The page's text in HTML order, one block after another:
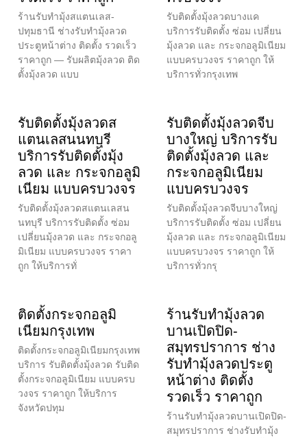
ร้านรับทำมุ้งสแตนเลส-
ปทุมธานี ช่างรับทำมุ้งลวด
ประตูหน้าต่าง ติดตั้ง รวดเร็ว
ราคาถูก — รับผลิตมุ้งลวด ติด
ตั้งมุ้งลวด แบบ
รับติดตั้งมุ้งลวดบางแค
บริการรับติดตั้ง ซ่อม เปลี่ยน
มุ้งลวด และ กระจกอลูมิเนียม
แบบครบวงจร ราคาถูก ให้
บริการทั่วกรุงเทพ
รับติดตั้งมุ้งลวดส
แตนเลสนนทบุรี
บริการรับติดตั้งมุ้ง
ลวด และ กระจกอลูมิ
เนียม แบบครบวงจร
รับติดตั้งมุ้งลวดสแตนเลสน
นทบุรี บริการรับติดตั้ง ซ่อม
เปลี่ยนมุ้งลวด และ กระจกอลู
มิเนียม แบบครบวงจร ราคา
ถูก ให้บริการทั่
รับติดตั้งมุ้งลวดจีบ
บางใหญ่ บริการรับ
ติดตั้งมุ้งลวด และ
กระจกอลูมิเนียม
แบบครบวงจร
รับติดตั้งมุ้งลวดจีบบางใหญ่
บริการรับติดตั้ง ซ่อม เปลี่ยน
มุ้งลวด และ กระจกอลูมิเนียม
แบบครบวงจร ราคาถูก ให้
บริการทั่วกรุ
ติดตั้งกระจกอลูมิ
เนียมกรุงเทพ
ติดตั้งกระจกอลูมิเนียมกรุงเทพ
บริการ รับติดตั้งมุ้งลวด รับติด
ตั้งกระจกอลูมิเนียม แบบครบ
วงจร ราคาถูก ให้บริการ
จังหวัดปทุม
ร้านรับทำมุ้งลวด
บานเปิดปิด-
สมุทรปราการ ช่าง
รับทำมุ้งลวดประตู
หน้าต่าง ติดตั้ง
รวดเร็ว ราคาถูก
ร้านรับทำมุ้งลวดบานเปิดปิด-
สมุทรปราการ ช่างรับทำมุ้ง